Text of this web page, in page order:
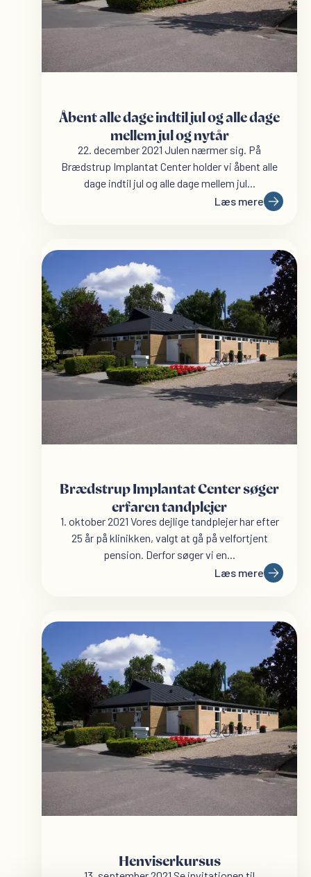
Åbent alle dage indtil jul og alle dage
mellem jul og nytår
22. december 2021 Julen nærmer sig. På
Brædstrup Implantat Center holder vi åbent alle
dage indtil jul og alle dage mellem jul...
Læs mere
Brædstrup Implantat Center søger
erfaren tandplejer
1. oktober 2021 Vores dejlige tandplejer har efter
25 år på klinikken, valgt at gå på velfortjent
pension. Derfor søger vi en...
Læs mere
Henviserkursus